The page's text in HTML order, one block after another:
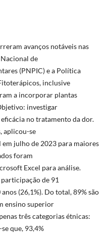
avanços notáveis nas
de
(PNPIC) e a Política
inclusive
a incorporar plantas
investigar
no tratamento da dor.
aplicou-se
julho de 2023 para maiores
foram
Excel para análise.
de 91
(26,1%). Do total, 89% são
ensino superior
três categorias étnicas:
que, 93,4%